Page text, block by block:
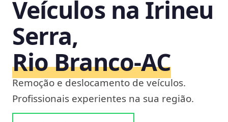
Veículos na Irineu
Serra,
Rio Branco‑AC
Remoção e deslocamento de veículos.
Profissionais experientes na sua região.